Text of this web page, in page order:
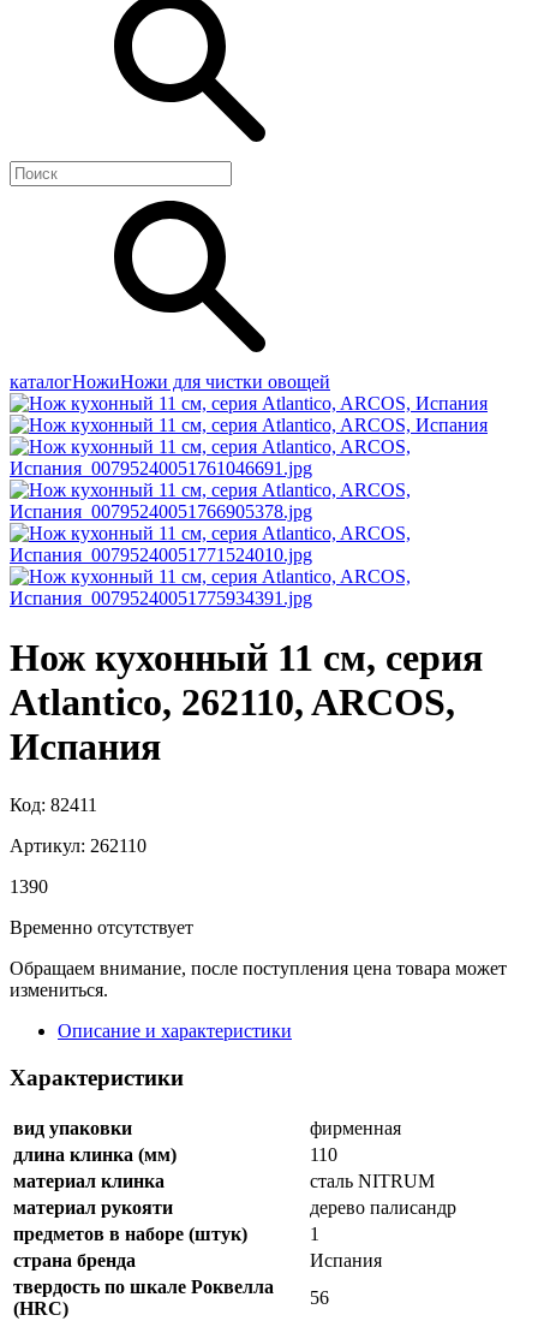
каталогНожиНожи для чистки овощей
Нож кухонный 11 см, серия
Atlantico, 262110, ARCOS,
Испания
Код: 82411
Артикул: 262110
1390
Временно отсутствует
Обращаем внимание, после поступления цена товара может
измениться.
Описание и характеристики
Характеристики
вид упаковки
фирменная
длина клинка (мм)
110
материал клинка
сталь NITRUM
материал рукояти
дерево палисандр
предметов в наборе (штук)
1
страна бренда
Испания
твердость по шкале Роквелла
(HRC)
56